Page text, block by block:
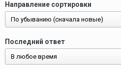
Направление сортировки
Последний ответ